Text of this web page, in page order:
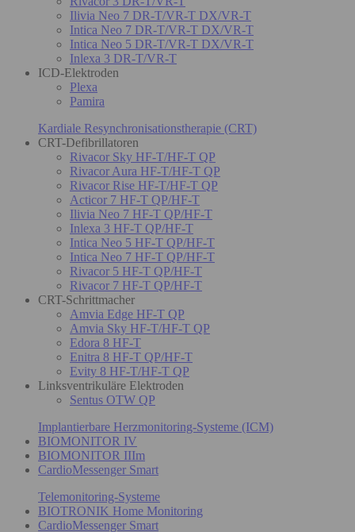
Ilivia Neo 7 DR-T/VR-T DX/VR-T
Intica Neo 7 DR-T/VR-T DX/VR-T
Intica Neo 5 DR-T/VR-T DX/VR-T
Inlexa 3 DR-T/VR-T
ICD-Elektroden
Plexa
Pamira
Kardiale Resynchronisationstherapie (CRT)
CRT-Defibrillatoren
Rivacor Sky HF-T/HF-T QP
Rivacor Aura HF-T/HF-T QP
Rivacor Rise HF-T/HF-T QP
Acticor 7 HF-T QP/HF-T
Ilivia Neo 7 HF-T QP/HF-T
Inlexa 3 HF-T QP/HF-T
Intica Neo 5 HF-T QP/HF-T
Intica Neo 7 HF-T QP/HF-T
Rivacor 5 HF-T QP/HF-T
Rivacor 7 HF-T QP/HF-T
CRT-Schrittmacher
Amvia Edge HF-T QP
Amvia Sky HF-T/HF-T QP
Edora 8 HF-T
Enitra 8 HF-T QP/HF-T
Evity 8 HF-T/HF-T QP
Linksventrikuläre Elektroden
Sentus OTW QP
Implantierbare Herzmonitoring-Systeme (ICM)
BIOMONITOR IV
BIOMONITOR IIIm
CardioMessenger Smart
Telemonitoring-Systeme
BIOTRONIK Home Monitoring
CardioMessenger Smart